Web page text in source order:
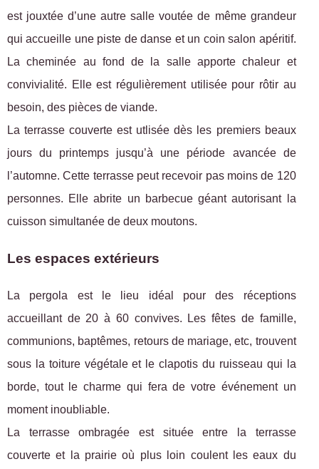
est jouxtée d’une autre salle voutée de même grandeur
qui accueille une piste de danse et un coin salon apéritif.
La cheminée au fond de la salle apporte chaleur et
convivialité. Elle est régulièrement utilisée pour rôtir au
besoin, des pièces de viande.
La terrasse couverte est utlisée dès les premiers beaux
jours du printemps jusqu’à une période avancée de
l’automne. Cette terrasse peut recevoir pas moins de 120
personnes. Elle abrite un barbecue géant autorisant la
cuisson simultanée de deux moutons.
Les espaces extérieurs
La pergola est le lieu idéal pour des réceptions
accueillant de 20 à 60 convives. Les fêtes de famille,
communions, baptêmes, retours de mariage, etc, trouvent
sous la toiture végétale et le clapotis du ruisseau qui la
borde, tout le charme qui fera de votre événement un
moment inoubliable.
La terrasse ombragée est située entre la terrasse
couverte et la prairie où plus loin coulent les eaux du